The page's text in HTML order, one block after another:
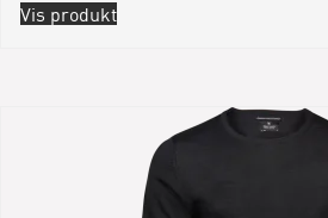
Vis produkt